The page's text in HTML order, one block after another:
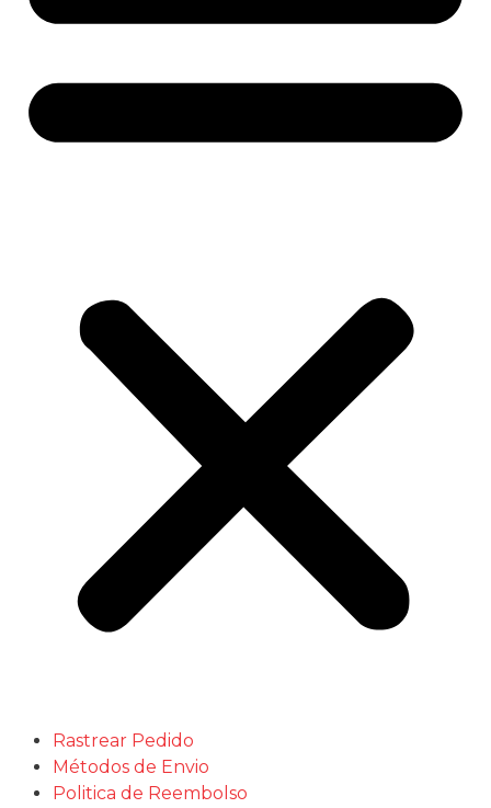
Rastrear Pedido
Métodos de Envio
Politica de Reembolso